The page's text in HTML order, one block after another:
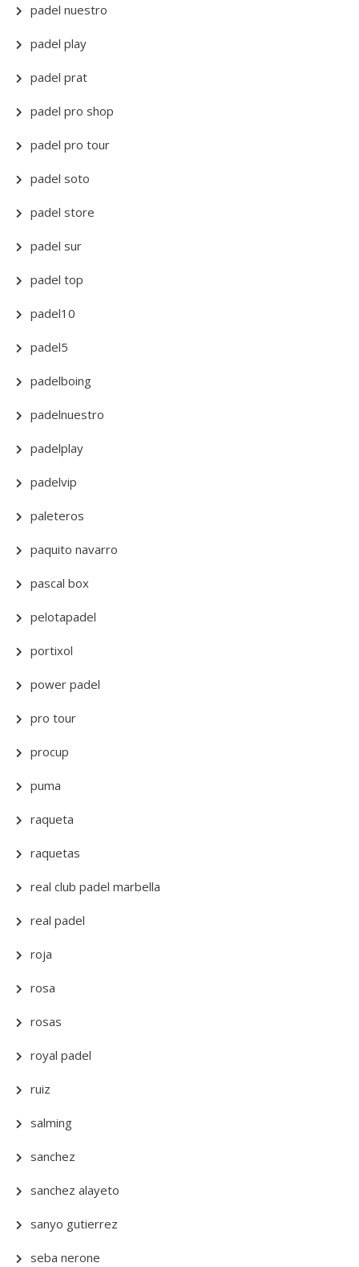
padel nuestro
padel play
padel prat
padel pro shop
padel pro tour
padel soto
padel store
padel sur
padel top
padel10
padel5
padelboing
padelnuestro
padelplay
padelvip
paleteros
paquito navarro
pascal box
pelotapadel
portixol
power padel
pro tour
procup
puma
raqueta
raquetas
real club padel marbella
real padel
roja
rosa
rosas
royal padel
ruiz
salming
sanchez
sanchez alayeto
sanyo gutierrez
seba nerone